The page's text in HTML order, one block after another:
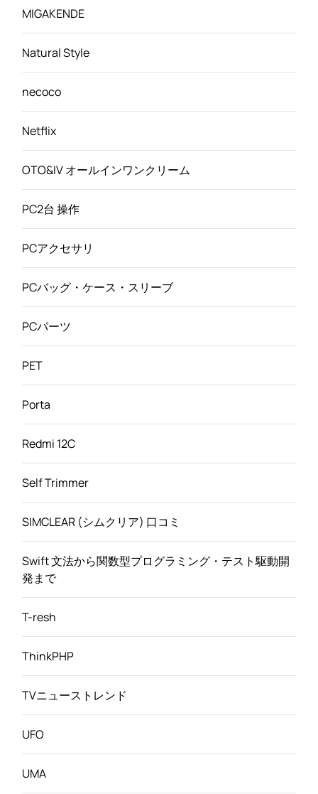
MIGAKENDE
Natural Style
necoco
Netflix
OTO&IV オールインワンクリーム
PC2台 操作
PCアクセサリ
PCバッグ・ケース・スリーブ
PCパーツ
PET
Porta
Redmi 12C
Self Trimmer
SIMCLEAR (シムクリア) 口コミ
Swift 文法から関数型プログラミング・テスト駆動開
発まで
T-resh
ThinkPHP
TVニューストレンド
UFO
UMA